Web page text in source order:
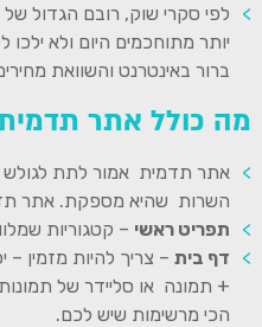
לפי סקרי שוק, רובם הגדול
יותר מתוחכמים היום ולא
ברור באינטרנט והשוואת
מה כולל אתר תדמית
אתר תדמית אמור לתת לגולש
השרות שהיא מספקת. אתר תדמית
תפריט ראשי – קטגוריות
דף בית– צריך להיות מזמין
+ תמונה או סליידר של
הכי מרשימות שיש לכם.